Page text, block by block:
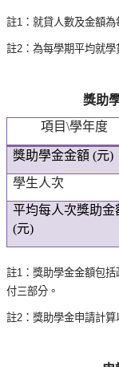
註1：就貸人數及金額為
註2：為每學期平均就
獎助
項目\學年度
獎助學金金額 (元)
學生人次
平均每人次獎助金
(元)
註1：獎助學金金額包
付三部分。
註2：獎助學金申請計算